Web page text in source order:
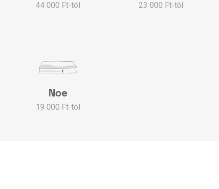
44 000 Ft-tól 23 000 Ft-tól
Noe
19 000 Ft-tól